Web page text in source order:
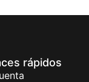
rápidos